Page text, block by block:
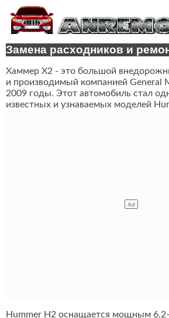
Замена расходников и
Хаммер Х2 - это большой
и производимый компанией General
2009 годы. Этот автомобиль стал
известных и узнаваемых моделей
Hummer H2 оснащается мощным